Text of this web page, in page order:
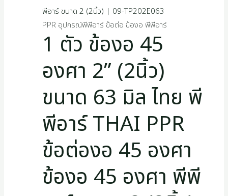
PPR อุปกรณ์พีพีอาร์ ข้อต่อ ข้องอ พีพีอาร์
1 ตัว ข้องอ 45
องศา 2” (2นิ้ว)
ขนาด 63 มิล ไทย พี
พีอาร์ THAI PPR
ข้อต่องอ 45 องศา
ข้องอ 45 องศา พีพี